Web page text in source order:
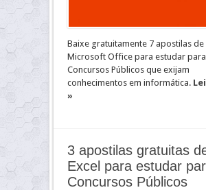
Baixe gratuitamente 7 apostilas de
Microsoft Office para estudar para
Concursos Públicos que exijam
conhecimentos em informática.
»
3 apostilas gratuitas
Excel para estudar
Concursos Públicos